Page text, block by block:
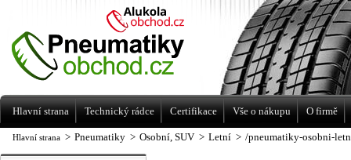
Hlavní strana > Pneumatiky > Osobní, SUV > Letní > /pneumatiky-osobni-
Levné pneumatiky letní, zimní, Alu kola
a litá kola Racing Line
Hlavní strana Technický rádce Certifikace Vše o nákupu O firmě